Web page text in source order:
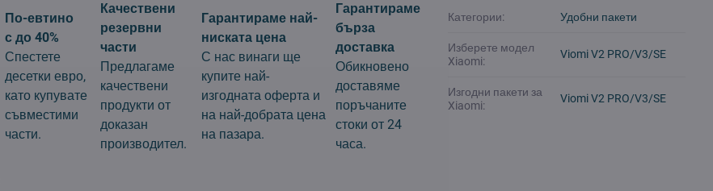
По-евтино
с до 40%
Спестете
десетки евро,
като купувате
съвместими
части.
Качествени
резервни
части
Предлагаме
качествени
продукти от
доказан
производител.
Гарантираме най-
ниската цена
С нас винаги ще
купите най-
изгодната оферта и
на най-добрата цена
на пазара.
Гарантираме
бърза
доставка
Обикновено
доставяме
поръчаните
стоки от 24
часа.
Категории: Удобни пакети
Изберете модел
Xiaomi:
Viomi V2 PRO/V3/SE
Изгодни пакети за
Xiaomi:
Viomi V2 PRO/V3/SE